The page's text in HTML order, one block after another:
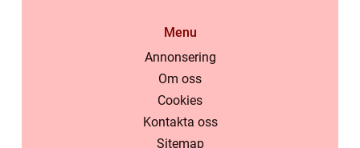
Menu
Annonsering
Om oss
Cookies
Kontakta oss
Sitemap